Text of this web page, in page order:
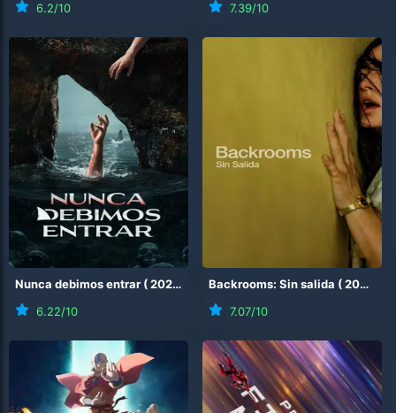
6.2/10
7.39/10
Nunca debimos entrar (2026 )
6.22/10
Backrooms: Sin salida (2026
7.07/10